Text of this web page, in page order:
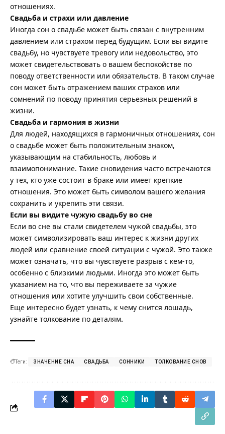
отношениях.
Свадьба и страхи или давление
Иногда сон о свадьбе может быть связан с внутренним
давлением или страхом перед будущим. Если вы видите
свадьбу, но чувствуете тревогу или недовольство, это
может свидетельствовать о вашем беспокойстве по
поводу ответственности или обязательств. В таком случае
сон может быть отражением ваших страхов или
сомнений по поводу принятия серьезных решений в
жизни.
Свадьба и гармония в жизни
Для людей, находящихся в гармоничных отношениях, сон
о свадьбе может быть положительным знаком,
указывающим на стабильность, любовь и
взаимопонимание. Такие сновидения часто встречаются
у тех, кто уже состоит в браке или имеет крепкие
отношения. Это может быть символом вашего желания
сохранить и укрепить эти связи.
Если вы видите чужую свадьбу во сне
Если во сне вы стали свидетелем чужой свадьбы, это
может символизировать ваш интерес к жизни других
людей или сравнение своей ситуации с чужой. Это также
может означать, что вы чувствуете разрыв с кем-то,
особенно с близкими людьми. Иногда это может быть
указанием на то, что вы переживаете за чужие
отношения или хотите улучшить свои собственные.
Еще интересно будет узнать, к чему снится лошадь,
узнайте толкование по деталям.
Теги: ЗНАЧЕНИЕ СНА СВАДЬБА СОННИКИ ТОЛКОВАНИЕ СНОВ